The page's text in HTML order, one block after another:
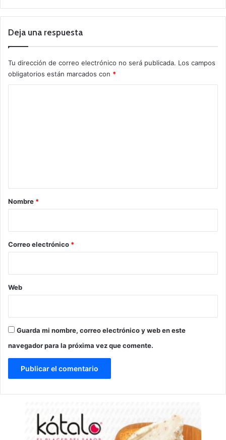
Deja una respuesta
Tu dirección de correo electrónico no será publicada. Los campos
obligatorios están marcados con *
r
*
Nombre *
Correo electrónico *
Web
Guarda mi nombre, correo electrónico y web en este
navegador para la próxima vez que comente.